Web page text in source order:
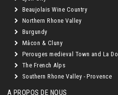
Beaujolais Wine Country
Northern Rhone Valley
Burgundy
Mâcon & Cluny
Perouges medieval Town and La
The French Alps
Southern Rhone Valley - Provence
A PROPOS DE NOUS